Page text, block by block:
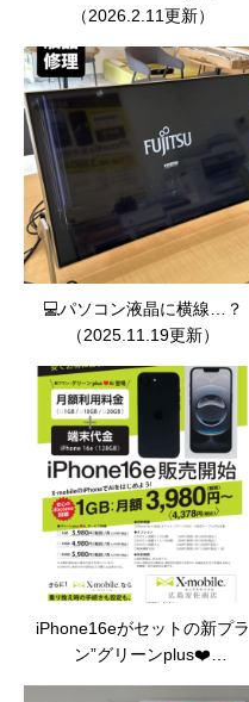
（2026.2.11更新）
💻パソコン液晶に横線…？
（2025.11.19更新）
iPhone16eがセットの新プラ
ン”グリーンplus❤️